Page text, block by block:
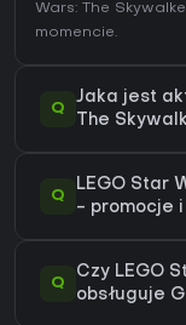
Wars: The
momencie.
Q
Jaka jest
The
Q
LEGO Star
- promocje i
Q
Czy LEGO
obsługuje